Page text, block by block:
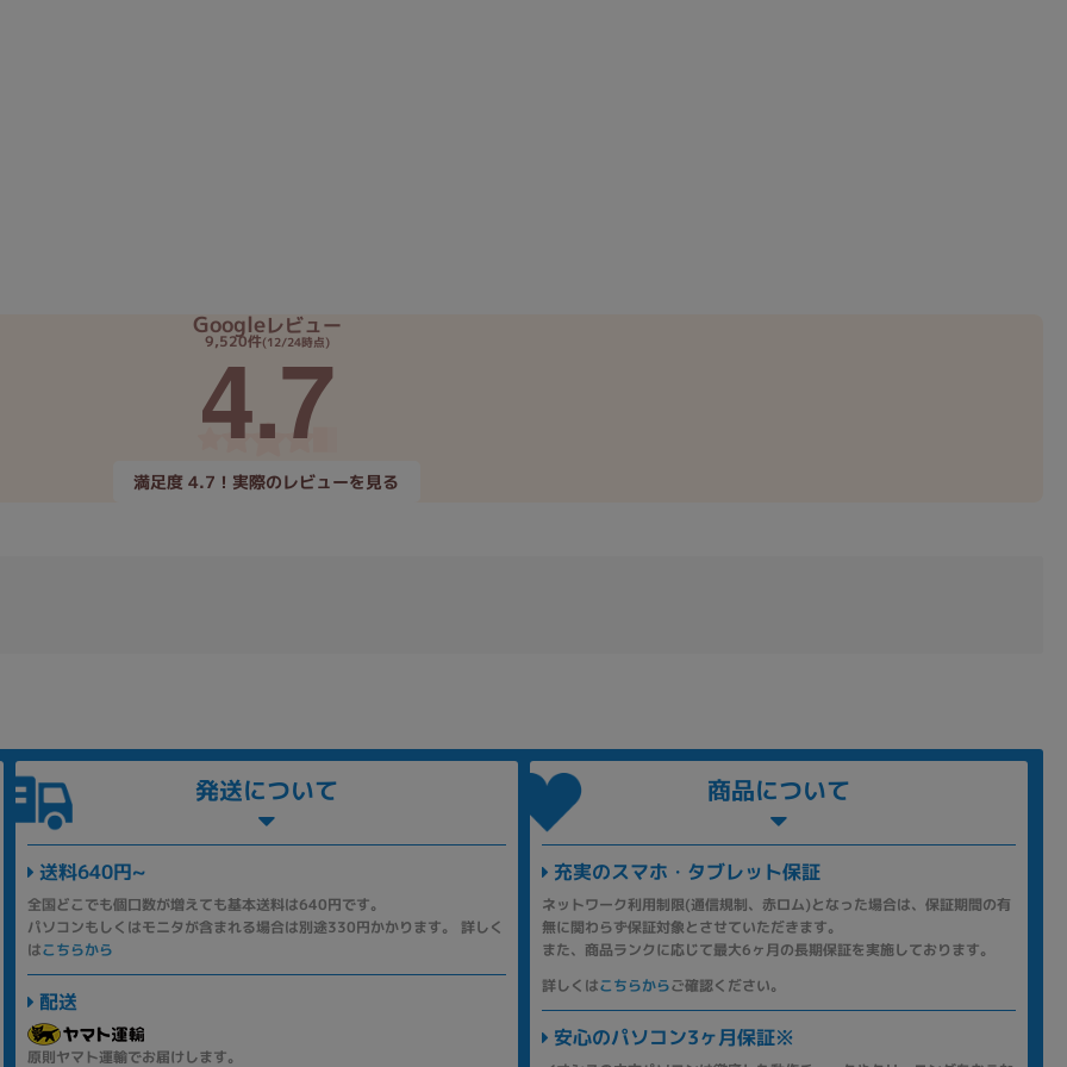
Googleレビュー
9,520件(12/24時点)
4.7
満足度 4.7！実際のレビューを見る
発送について
送料640円~
全国どこでも個口数が増えても基本送料は640円です。
パソコンもしくはモニタが含まれる場合は別途330円かかります。 詳しく
はこちらから
配送
原則ヤマト運輸でお届けします。
商品について
充実のスマホ・タブレット保証
ネットワーク利用制限(通信規制、赤ロム)となった場合は、保証期間の有
無に関わらず保証対象とさせていただきます。
また、商品ランクに応じて最大6ヶ月の長期保証を実施しております。
詳しくはこちらからご確認ください。
安心のパソコン3ヶ月保証※